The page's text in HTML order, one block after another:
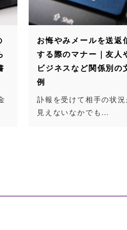
お悔やみメールを送返
する際のマナー｜友人
ビジネスなど関係別の
例
訃報を受けて相手の状況
見えないなかでも…